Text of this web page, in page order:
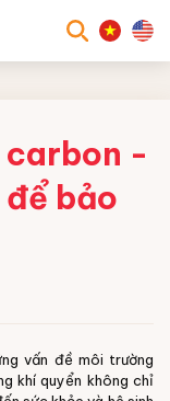
carbon -
bảo
vấn đề môi trường
khí quyển không chỉ